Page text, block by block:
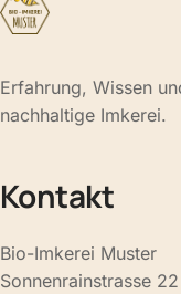
Erfahrung, Wissen
nachhaltige Imkerei.
Kontakt
Bio-Imkerei Muster
Sonnenrainstrasse 22